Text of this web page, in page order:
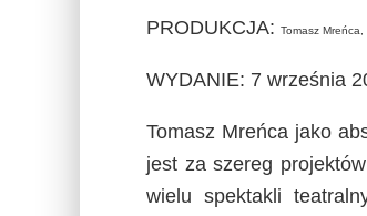
PRODUKCJA: Tomasz Mreńca,
WYDANIE: 7 września
Tomasz Mreńca jako
jest za szereg
wielu spektakli